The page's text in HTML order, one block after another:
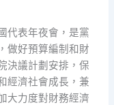
表年夜會，是黨
做好預算編制和財
決議計劃安排，保
經濟社會成長，兼
大力度對財務經濟